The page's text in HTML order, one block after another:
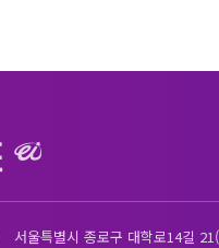
서울특별시 종로구 대학로14길